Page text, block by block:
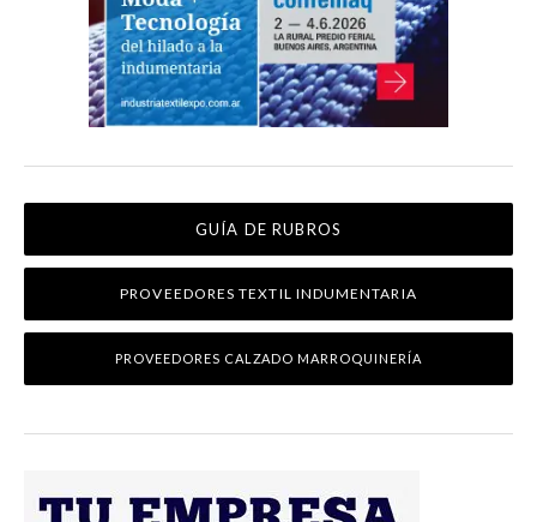
GUÍA DE RUBROS
PROVEEDORES TEXTIL INDUMENTARIA
PROVEEDORES CALZADO MARROQUINERÍA